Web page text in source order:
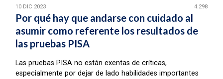
10 DIC 2023 4.298
Por qué hay que andarse con cuidado al
asumir como referente los resultados de
las pruebas PISA
Las pruebas PISA no están exentas de críticas,
especialmente por dejar de lado habilidades importantes